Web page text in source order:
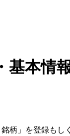
基本情
銘柄」を登録もし